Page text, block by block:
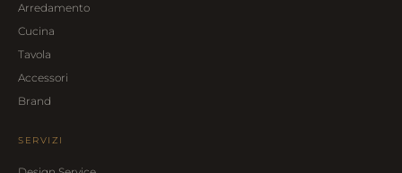
Arredamento
Cucina
Tavola
Accessori
Brand
SERVIZI